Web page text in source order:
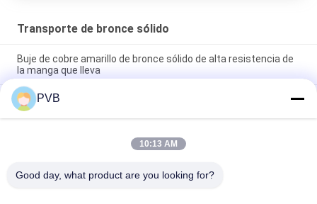
Transporte de bronce sólido
Buje de cobre amarillo de bronce sólido de alta resistencia de
la manga que lleva
Especiales de alta dureza de alta tracción de bronce de bujes
de aceite lubricado de latón de rodamiento de bujes JDB-1U
P10S
Niquele el transporte de bronce sólido de aluminio
PVB
10:13 AM
Good day, what product are you looking for?